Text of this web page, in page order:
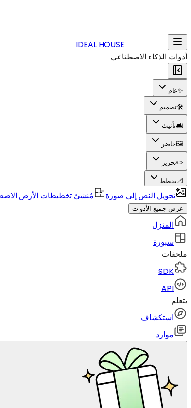
IDEAL HOUSE
أدوات الذكاء الاصطناعي
✨عام
🛠️تصميم
🛋️تأثيث
🖼️حاضر
✏️تحرير
📐يخطط
تحويل النص إلى صورة مُنشئ تخطيطات الأرض
عرض جميع الأدوات
المنزل
سبورة
ملحقات
SDK
API
يتعلم
استكشاف
موارد